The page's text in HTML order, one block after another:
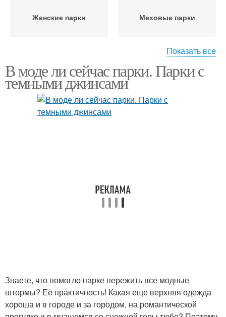
Женские парки Меховые парки
Образа в женской парке Парка на зиму
Показать все
В моде ли сейчас парки. Парки с
темными джинсами
Знаете, что помогло парке пережить все модные
штормы? Её практичность! Какая еще верхняя одежда
хороша и в городе и за городом, на романтической